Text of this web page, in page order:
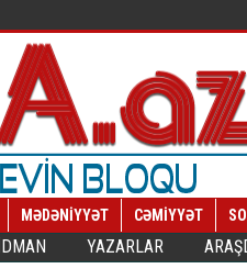
MƏDƏNİYYƏT CƏMİYYƏT
YAZARLAR